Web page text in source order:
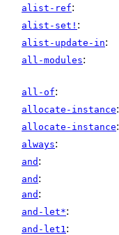
alist-ref:
alist-set! :
alist-update-in:
all-modules:
all-of:
allocate-instance:
allocate-instance:
always:
and :
and :
and :
and-let*:
and-let1 :